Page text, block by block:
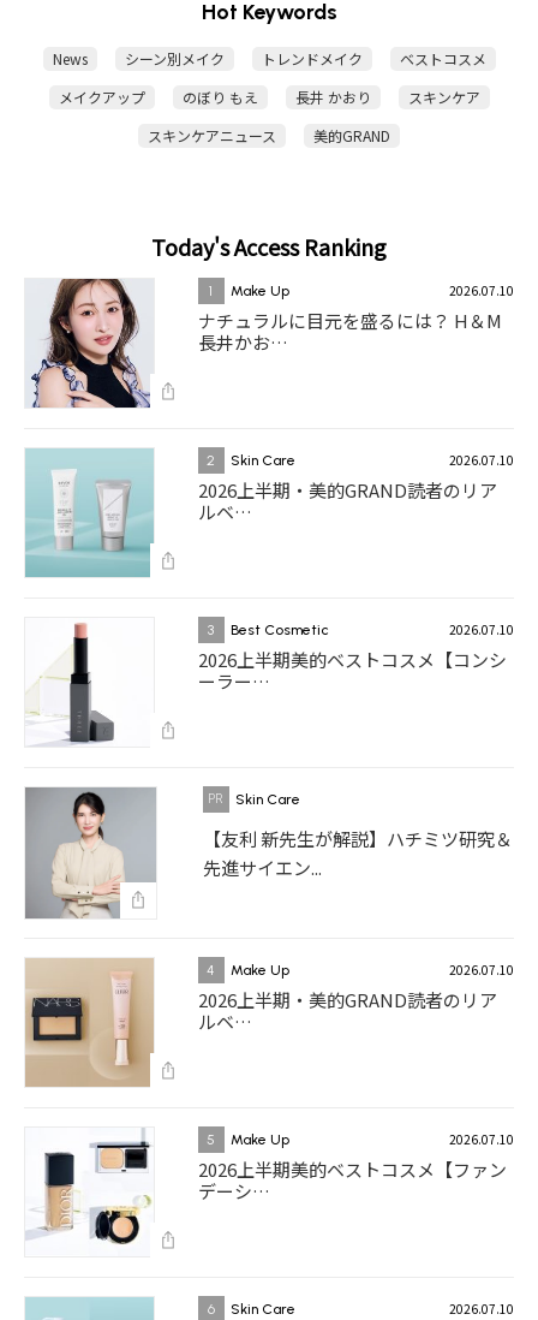
Hot Keywords
News シーン別メイク トレンドメイク
ベストコスメ
メイクアップ
のぼり もえ 長井 かおり
スキンケア
スキンケアニュース
美的GRAND
Today's Access Ranking
1 Make Up 2026.07.10
ナチュラルに目元を盛るには？ H＆M
長井かお…
2 Skin Care 2026.07.10
2026上半期・美的GRAND読者のリア
ルベ…
3 Best Cosmetic 2026.07.10
2026上半期美的ベストコスメ【コンシ
ーラー…
Skin Care
【友利 新先生が解説】ハチミツ研究＆
先進サイエン...
4 Make Up 2026.07.10
2026上半期・美的GRAND読者のリア
ルベ…
5 Make Up 2026.07.10
2026上半期美的ベストコスメ【ファン
デーシ…
6 Skin Care 2026.07.10